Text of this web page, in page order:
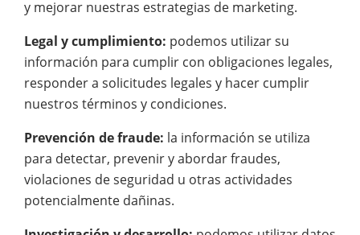
y mejorar nuestras estrategias de marketing.
Legal y cumplimiento: podemos utilizar su
información para cumplir con obligaciones legales,
responder a solicitudes legales y hacer cumplir
nuestros términos y condiciones.
Prevención de fraude: la información se utiliza
para detectar, prevenir y abordar fraudes,
violaciones de seguridad u otras actividades
potencialmente dañinas.